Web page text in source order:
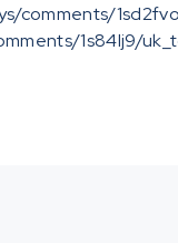
comments/
1s84lj9/